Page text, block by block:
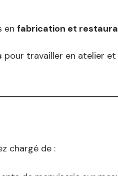
en fabrication et
pour travailler en atelier
chargé de :